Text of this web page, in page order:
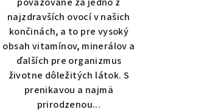
najzdravších ovocí v našich
končinách, a to pre vysoký
obsah vitamínov, minerálov a
ďalších pre organizmus
životne dôležitých látok. S
prenikavou a najmä
prirodzenou...